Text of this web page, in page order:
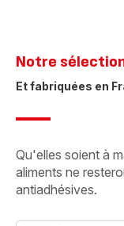
Notre
Et fabriquées en
Qu'elles soient à
aliments ne
antiadhésives.​